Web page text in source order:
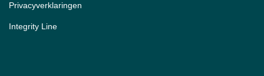
Privacyverklaringen
Integrity Line